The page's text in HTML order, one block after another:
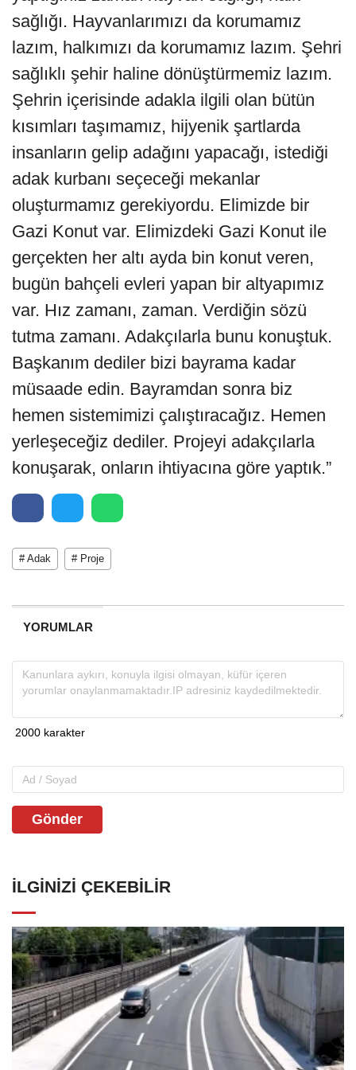
sağlığı. Hayvanlarımızı da korumamız
lazım, halkımızı da korumamız lazım. Şehri
sağlıklı şehir haline dönüştürmemiz lazım.
Şehrin içerisinde adakla ilgili olan bütün
kısımları taşımamız, hijyenik şartlarda
insanların gelip adağını yapacağı, istediği
adak kurbanı seçeceği mekanlar
oluşturmamız gerekiyordu. Elimizde bir
Gazi Konut var. Elimizdeki Gazi Konut ile
gerçekten her altı ayda bin konut veren,
bugün bahçeli evleri yapan bir altyapımız
var. Hız zamanı, zaman. Verdiğin sözü
tutma zamanı. Adakçılarla bunu konuştuk.
Başkanım dediler bizi bayrama kadar
müsaade edin. Bayramdan sonra biz
hemen sistemimizi çalıştıracağız. Hemen
yerleşeceğiz dediler. Projeyi adakçılarla
konuşarak, onların ihtiyacına göre yaptık.”
# Adak # Proje
YORUMLAR
Gönder
İLGINIZI ÇEKEBILIR